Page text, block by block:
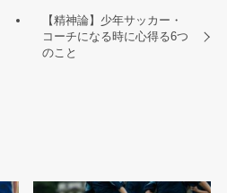
【精神論】少年サッカー・
コーチになる時に心得る6つ
のこと